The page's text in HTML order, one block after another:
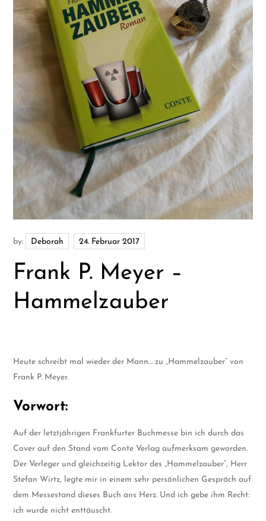
by: Deborah
Frank P. Meyer –
Hammelzauber
Heute schreibt mal wieder der Mann… zu „Hammelzauber“ von
Frank P. Meyer.
Vorwort:
Auf der letztjährigen Frankfurter Buchmesse bin ich durch das
Cover auf den Stand vom Conte Verlag aufmerksam geworden.
Der Verleger und gleichzeitig Lektor des „Hammelzauber“, Herr
Stefan Wirtz, legte mir in einem sehr persönlichen Gespräch auf
dem Messestand dieses Buch ans Herz. Und ich gebe ihm Recht:
ich wurde nicht enttäuscht.